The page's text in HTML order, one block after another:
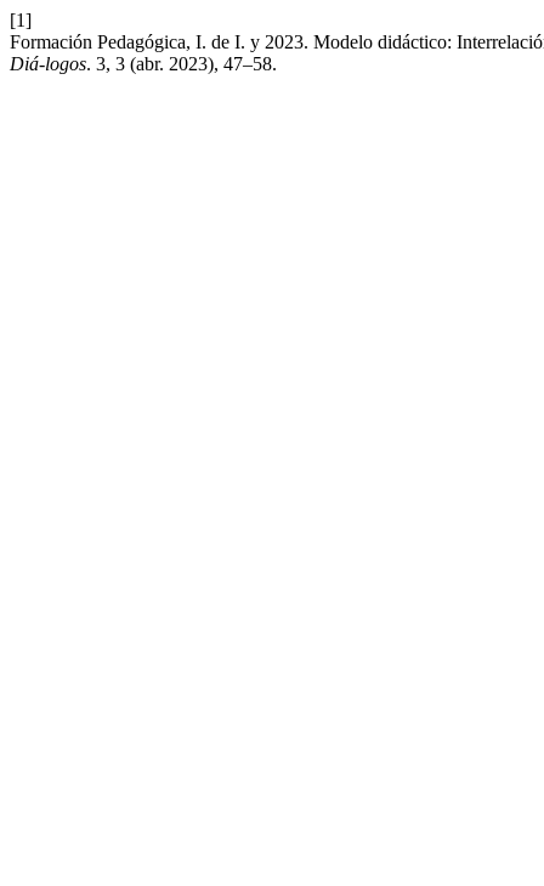
[1]
Formación Pedagógica, I. de I. y 2023. Modelo didáctico:
Diá-logos. 3, 3 (abr. 2023), 47–58.